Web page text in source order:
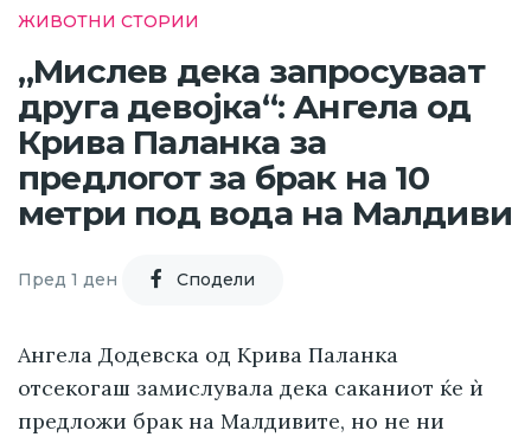
ЖИВОТНИ СТОРИИ
„Мислев дека запросуваат
друга девојка“: Ангела од
Крива Паланка за
предлогот за брак на 10
метри под вода на Малдиви
Пред 1 ден Cподели
Ангела Додевска од Крива Паланка
отсекогаш замислувала дека саканиот ќе ѝ
предложи брак на Малдивите, но не ни